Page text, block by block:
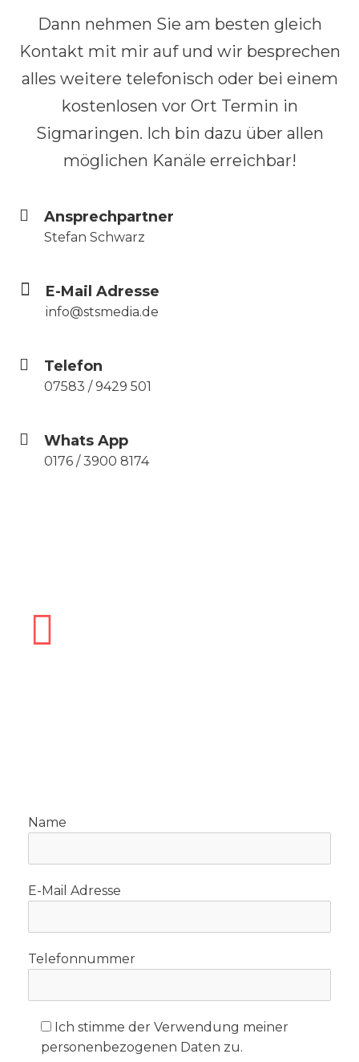
Dann nehmen Sie am besten gleich
Kontakt mit mir auf und wir besprechen
alles weitere telefonisch oder bei einem
kostenlosen vor Ort Termin in
Sigmaringen. Ich bin dazu über allen
möglichen Kanäle erreichbar!
Ansprech­partner
Stefan Schwarz
E-Mail Adresse
info@stsmedia.de
Telefon
07583 / 9429 501
Whats App
0176 / 3900 8174
Name
E-Mail Adresse
Telefonnummer
Ich stimme der Verwendung meiner
personenbezogenen Daten zu.